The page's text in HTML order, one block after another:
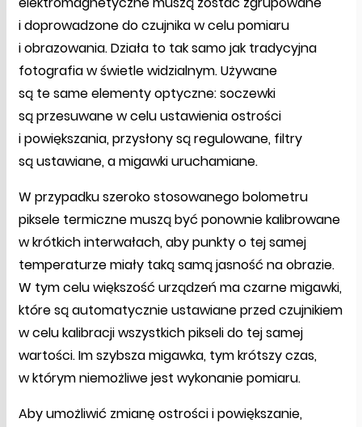
i doprowadzone do czujnika w celu pomiaru
i obrazowania. Działa to tak samo jak tradycyjna
fotografia w świetle widzialnym. Używane
są te same elementy optyczne: soczewki
są przesuwane w celu ustawienia ostrości
i powiększania, przysłony są regulowane, filtry
są ustawiane, a migawki uruchamiane.
W przypadku szeroko stosowanego bolometru
piksele termiczne muszą być ponownie kalibrowane
w krótkich interwałach, aby punkty o tej samej
temperaturze miały taką samą jasność na obrazie.
W tym celu większość urządzeń ma czarne migawki,
które są automatycznie ustawiane przed czujnikiem
w celu kalibracji wszystkich pikseli do tej samej
wartości. Im szybsza migawka, tym krótszy czas,
w którym niemożliwe jest wykonanie pomiaru.
Aby umożliwić zmianę ostrości i powiększanie,